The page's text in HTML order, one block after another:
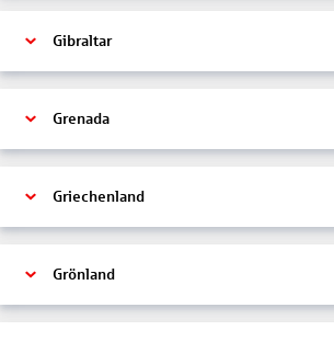
Gibraltar
Grenada
Griechenland
Grönland